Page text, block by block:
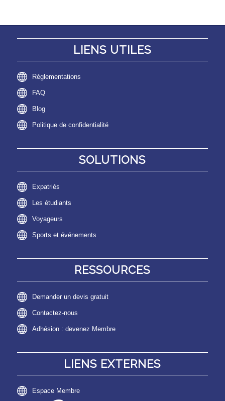
LIENS UTILES
Réglementations
FAQ
Blog
Politique de confidentialité
SOLUTIONS
Expatriés
Les étudiants
Voyageurs
Sports et événements
RESSOURCES
Demander un devis gratuit
Contactez-nous
Adhésion : devenez Membre
LIENS EXTERNES
Espace Membre